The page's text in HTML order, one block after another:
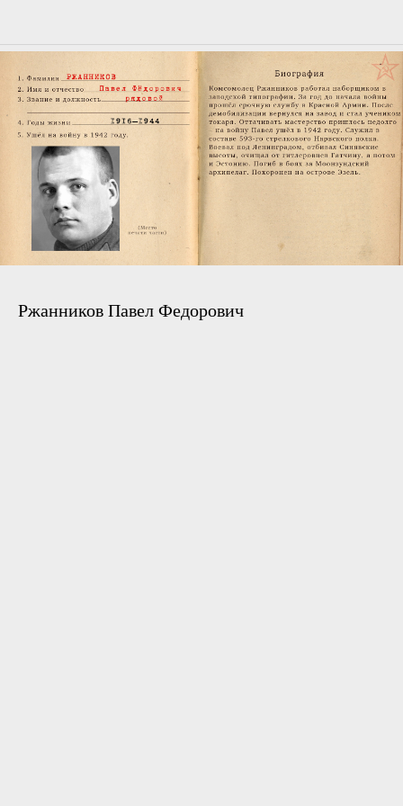
Ржанников Павел Федорович